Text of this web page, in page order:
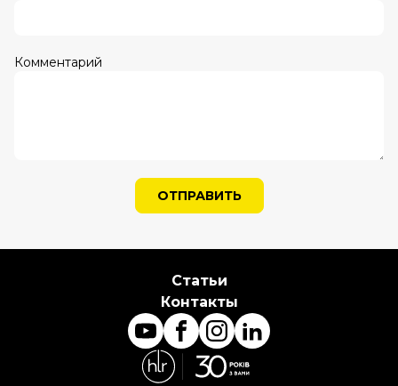
Комментарий
ОТПРАВИТЬ
Статьи
Контакты